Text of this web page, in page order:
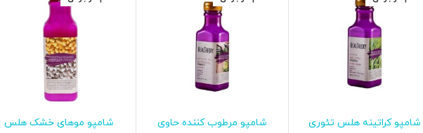
اطلاعات بیشتر
شامپو کراتینه هلس تئوری اطلاعات بیشتر
شامپو مرطوب کننده حاوی
اطلاعات بیشتر
شامپو موهای خشک هلس